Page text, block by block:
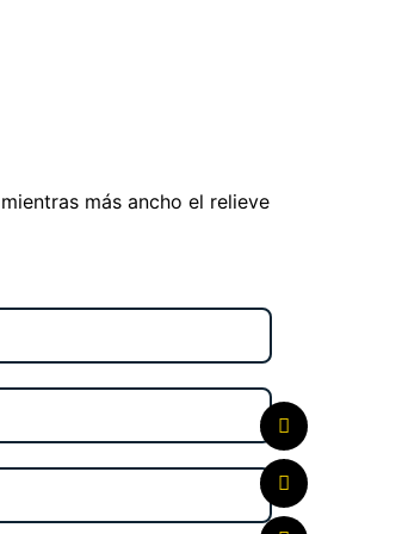
más ancho el relieve